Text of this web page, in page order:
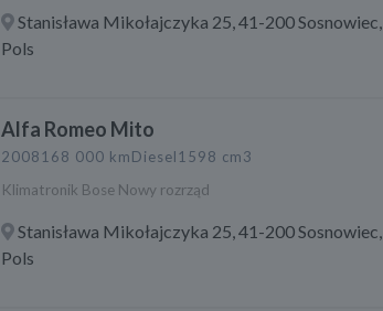
Stanisława Mikołajczyka 25, 41-200 Sosnowiec,
Pols
Alfa Romeo Mito
2008168 000 kmDiesel1598 cm3
Klimatronik Bose Nowy rozrząd
Stanisława Mikołajczyka 25, 41-200 Sosnowiec,
Pols